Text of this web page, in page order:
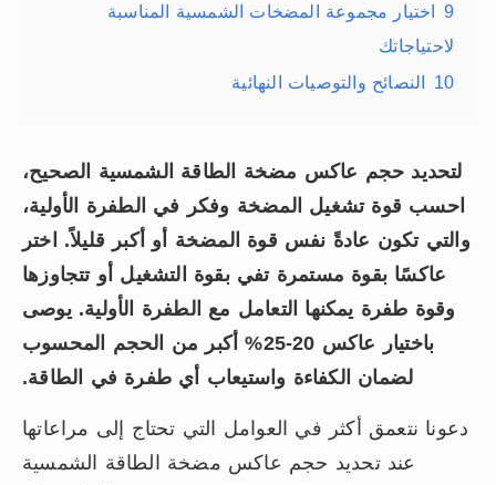
9 اختيار مجموعة المضخات الشمسية المناسبة
لاحتياجاتك
10 النصائح والتوصيات النهائية
لتحديد حجم عاكس مضخة الطاقة الشمسية الصحيح،
احسب قوة تشغيل المضخة وفكر في الطفرة الأولية،
والتي تكون عادةً نفس قوة المضخة أو أكبر قليلاً. اختر
عاكسًا بقوة مستمرة تفي بقوة التشغيل أو تتجاوزها
وقوة طفرة يمكنها التعامل مع الطفرة الأولية. يوصى
باختيار عاكس 20-25% أكبر من الحجم المحسوب
لضمان الكفاءة واستيعاب أي طفرة في الطاقة.
دعونا نتعمق أكثر في العوامل التي تحتاج إلى مراعاتها
عند تحديد حجم عاكس مضخة الطاقة الشمسية